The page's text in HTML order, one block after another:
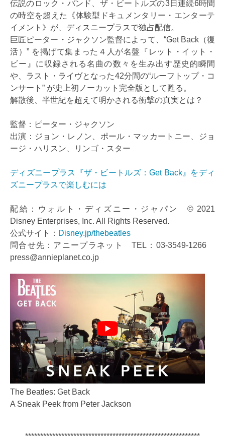
伝説のロック・バンド、ザ・ビートルズの3日連続6時間
の時空を超えた《体験型ドキュメンタリー・エンターテ
イメント》が、ディスニープラスで独占配信。
巨匠ピーター・ジャクソン監督によって、“Get Back（復
活）” を掲げて集まった４人が名盤『レット・イット・
ビー』に収録される名曲の数々を生み出す歴史的瞬間
や、ラスト・ライヴとなった42分間の“ルーフトップ・コ
ンサート” が史上初ノーカット完全版として甦る。
解散後、半世紀を超えて明かされる衝撃の真実とは？
監督：ピーター・ジャクソン
出演：ジョン・レノン、ポール・マッカートニー、ジョ
ージ・ハリスン、リンゴ・スター
ディズニープラス『ザ・ビートルズ：Get Back』をディ
ズニープラスで楽しむには
配給：ウォルト・ディズニー・ジャパン © 2021
Disney Enterprises, Inc. All Rights Reserved.
公式サイト： Disney.jp/thebeatles
問合せ先：アニープラネット TEL：03-3549-1266
press@annieplanet.co.jp
The Beatles: Get Back
A Sneak Peek from Peter Jackson
**********************************************************